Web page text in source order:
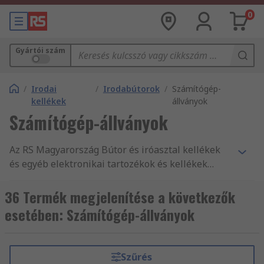
0
Gyártói szám
/ Irodai
kellékek
/ Irodabútorok / Számítógép-
állványok
Számítógép-állványok
Az RS Magyarország Bútor és iróasztal kellékek
és egyéb elektronikai tartozékok és kellékek
Versenyképes árak, az iparág által jóváhagyott
termékek, illetve ügyfélszolgálatunk kitűnő
minősége az, amivel folyamatosan alátámasztjuk
számítógép tartók és kiegészítők,
36 Termék megjelenítése a következők
esetében: Számítógép-állványok
Szűrés